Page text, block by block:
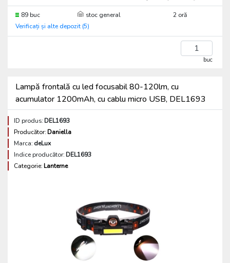
89 buc stoc general
2 oră
Verificați și alte depozit (5)
buc
Lampă frontală cu led focusabil 80-120lm, cu
acumulator 1200mAh, cu cablu micro USB, DEL1693
ID produs:DEL1693
Producător:Daniella
Marca: deLux
Indice producător:DEL1693
Categorie:Lanterne